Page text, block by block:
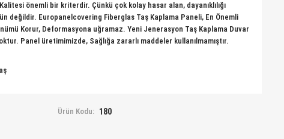
önemli bir kriterdir. Çünkü çok kolay hasar alan, dayanıklılığı
değildir. Europanelcovering Fiberglas Taş Kaplama Paneli, En Önemli
Korur, Deformasyona uğramaz. Yeni Jenerasyon Taş Kaplama Duvar
Panel üretimimizde, Sağlığa zararlı maddeler kullanılmamıştır.
Ürün Kodu: 180